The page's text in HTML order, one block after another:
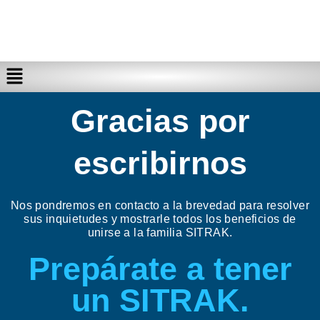
Gracias por
escribirnos
Nos pondremos en contacto a la brevedad para resolver
sus inquietudes y mostrarle todos los beneficios de
unirse a la familia SITRAK.
Prepárate a tener
un SITRAK.